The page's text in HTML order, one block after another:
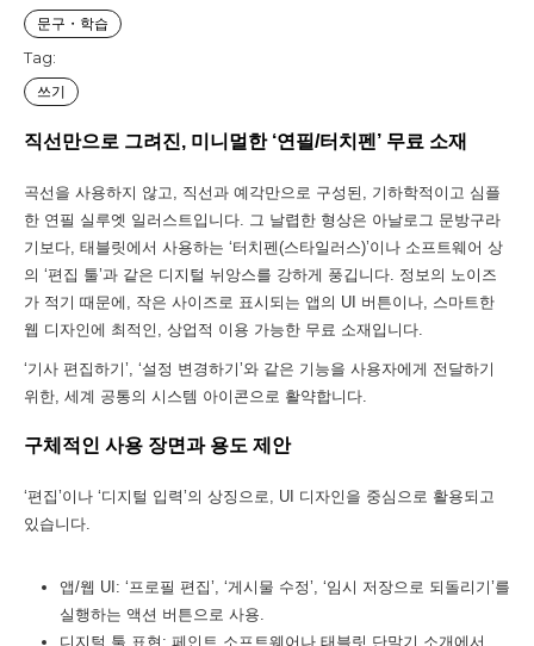
문구・학습
Tag:
쓰기
직선만으로 그려진, 미니멀한 ‘연필/터치펜’ 무료 소재
곡선을 사용하지 않고, 직선과 예각만으로 구성된, 기하학적이고 심플
한 연필 실루엣 일러스트입니다. 그 날렵한 형상은 아날로그 문방구라
기보다, 태블릿에서 사용하는 ‘터치펜(스타일러스)’이나 소프트웨어 상
의 ‘편집 툴’과 같은 디지털 뉘앙스를 강하게 풍깁니다. 정보의 노이즈
가 적기 때문에, 작은 사이즈로 표시되는 앱의 UI 버튼이나, 스마트한
웹 디자인에 최적인, 상업적 이용 가능한 무료 소재입니다.
‘기사 편집하기’, ‘설정 변경하기’와 같은 기능을 사용자에게 전달하기
위한, 세계 공통의 시스템 아이콘으로 활약합니다.
구체적인 사용 장면과 용도 제안
‘편집’이나 ‘디지털 입력’의 상징으로, UI 디자인을 중심으로 활용되고
있습니다.
앱/웹 UI: ‘프로필 편집’, ‘게시물 수정’, ‘임시 저장으로 되돌리기’를
실행하는 액션 버튼으로 사용.
디지털 툴 표현: 페인트 소프트웨어나 태블릿 단말기 소개에서,